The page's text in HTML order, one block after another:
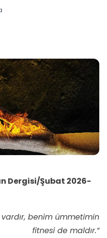
Dergisi/Şubat 2026-
benim ümmetimin
fitnesi de maldır.”